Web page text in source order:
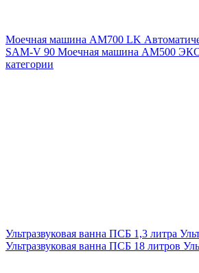
Моечная машина AM700 LK
SAM-V 90 Моечная машина АМ500
категории
Ультразвуковая ванна ПСБ 1,3 литра
Ультразвуковая ванна ПСБ 18 литров